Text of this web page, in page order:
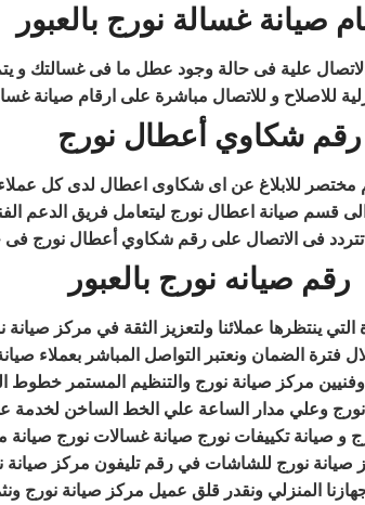
صيانة غسالة نورج بالعبور
علية فى حالة وجود عطل ما فى غسالتك و
للاصلاح و للاتصال مباشرة على ارقام صيانة
رقم شكاوي أعطال نورج
للابلاغ عن اى شكاوى اعطال لدى كل
قسم صيانة اعطال نورج ليتعامل فريق الدعم
تتردد فى الاتصال على رقم شكاوي أعطال
رقم صيانه نورج بالعبور
عملائنا ولتعزيز الثقة في مركز صيانة
فترة الضمان ونعتبر التواصل المباشر بعملاء
مركز صيانة نورج والتنظيم المستمر
و صيانة تكييفات نورج صيانة غسالات نورج
المنزلي ونقدر قلق عميل مركز صيانة نورج